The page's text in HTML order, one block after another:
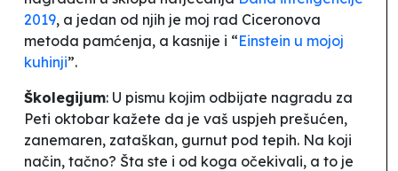
2019, a jedan od njih je moj rad Ciceronova
metoda pamćenja, a kasnije i “Einstein u mojoj
kuhinji”.
Školegijum: U pismu kojim odbijate nagradu za
Peti oktobar kažete da je vaš uspjeh prešućen,
zanemaren, zataškan, gurnut pod tepih. Na koji
način, tačno? Šta ste i od koga očekivali, a to je